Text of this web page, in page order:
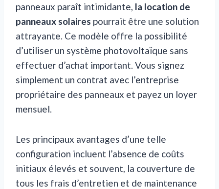
panneaux paraît intimidante, la location de
panneaux solaires pourrait être une solution
attrayante. Ce modèle offre la possibilité
d’utiliser un système photovoltaïque sans
effectuer d’achat important. Vous signez
simplement un contrat avec l’entreprise
propriétaire des panneaux et payez un loyer
mensuel.
Les principaux avantages d’une telle
configuration incluent l’absence de coûts
initiaux élevés et souvent, la couverture de
tous les frais d’entretien et de maintenance